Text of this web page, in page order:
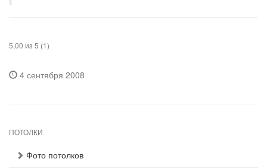
5,00 из 5 (1)
4 сентября 2008
ПОТОЛКИ
Фото потолков